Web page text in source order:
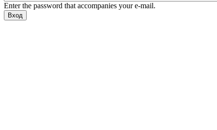
Enter the password that accompanies your e-mail.